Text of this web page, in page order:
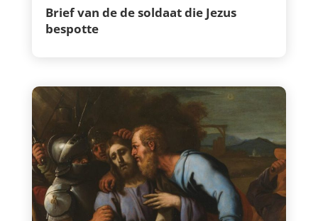
Brief van de de soldaat die Jezus
bespotte